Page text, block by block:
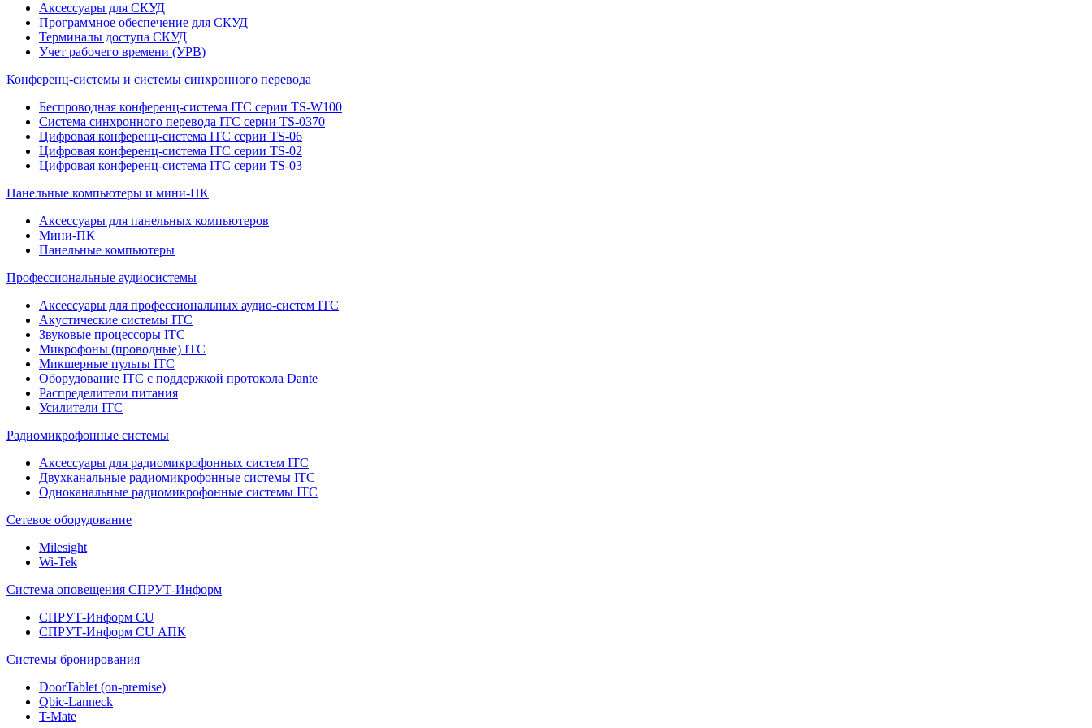
Аксессуары для СКУД
Программное обеспечение для СКУД
Терминалы доступа СКУД
Учет рабочего времени (УРВ)
Конференц-системы и системы синхронного перевода
Беспроводная конференц-система ITC серии TS-W100
Система синхронного перевода ITC серии TS-0370
Цифровая конференц-система ITC серии TS-06
Цифровая конференц-система ITC серии TS-02
Цифровая конференц-система ITC серии TS-03
Панельные компьютеры и мини-ПК
Аксессуары для панельных компьютеров
Мини-ПК
Панельные компьютеры
Профессиональные аудиосистемы
Аксессуары для профессиональных аудио-систем ITC
Акустические системы ITC
Звуковые процессоры ITC
Микрофоны (проводные) ITC
Микшерные пульты ITC
Оборудование ITC с поддержкой протокола Dante
Распределители питания
Усилители ITC
Радиомикрофонные системы
Аксессуары для радиомикрофонных систем ITC
Двухканальные радиомикрофонные системы ITC
Одноканальные радиомикрофонные системы ITC
Сетевое оборудование
Milesight
Wi-Tek
Система оповещения СПРУТ-Информ
СПРУТ-Информ CU
СПРУТ-Информ CU АПК
Системы бронирования
DoorTablet (on-premise)
Qbic-Lanneck
T-Mate